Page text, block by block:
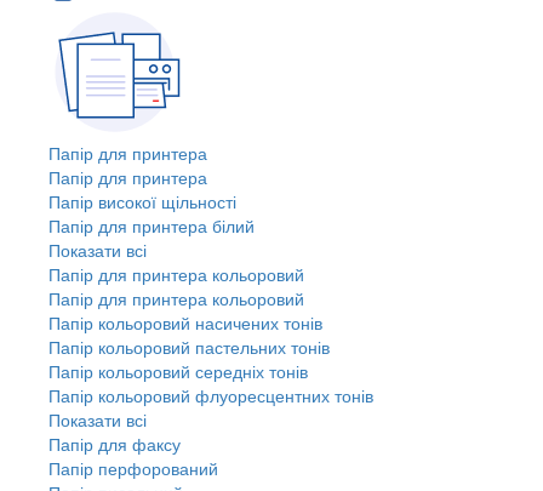
Папір для принтера
Папір для принтера
Папір високої щільності
Папір для принтера білий
Показати всі
Папір для принтера кольоровий
Папір для принтера кольоровий
Папір кольоровий насичених тонів
Папір кольоровий пастельних тонів
Папір кольоровий середніх тонів
Папір кольоровий флуоресцентних тонів
Показати всі
Папір для факсу
Папір перфорований